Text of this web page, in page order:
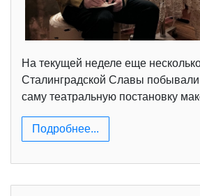
На текущей неделе еще
Сталинградской Славы побывали
саму театральную постановку
Подробнее...